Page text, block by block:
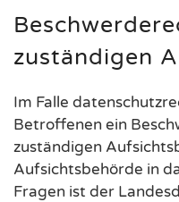
zuständigen
Im Falle
Betroffenen ein
zuständigen
Aufsichtsbehörde in
Fragen ist der